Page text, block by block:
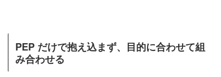
PEP だけで抱え込まず、目的に合わせて組
み合わせる